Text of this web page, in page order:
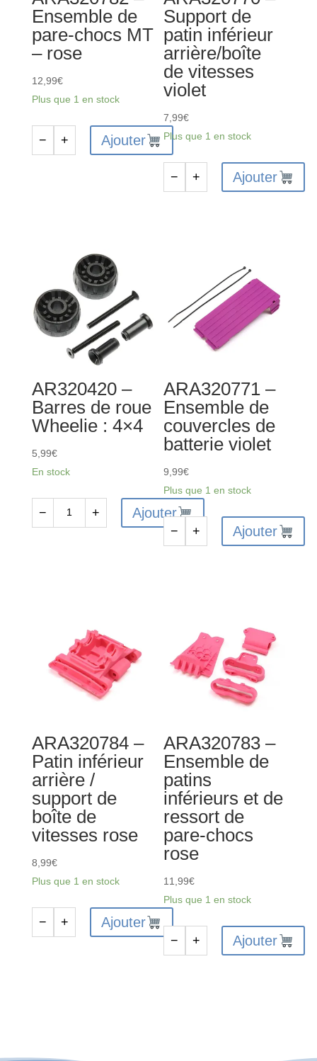
Ensemble de
pare-chocs MT
– rose
12,99€
Plus que 1 en stock
MT
-
rose
− + Ajouter
Support de
patin inférieur
arrière/boîte
de vitesses
violet
7,99€
Plus que 1 en stock
inférieur
arrière/boîte
violet
− + Ajouter
AR320420 –
Barres de roue
Wheelie : 4×4
5,99€
En stock
− + Ajouter
ARA320771 –
Ensemble de
couvercles de
batterie violet
9,99€
Plus que 1 en stock
couvercles
de
− + Ajouter
ARA320784 –
Patin inférieur
arrière /
support de
boîte de
vitesses rose
8,99€
Plus que 1 en stock
− + Ajouter
ARA320783 –
Ensemble de
patins
inférieurs et de
ressort de
pare-chocs
rose
11,99€
Plus que 1 en stock
− + Ajouter